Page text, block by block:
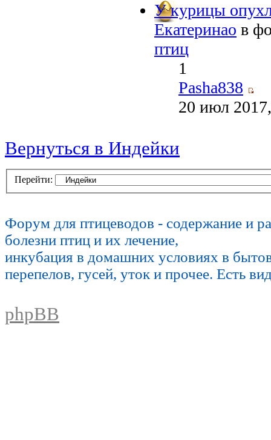
У курицы
Екатеринао в
птиц
1
Pasha838
20 июл
Вернуться в Индейки
Перейти:
Форум для птицеводов - содержание и
болезни птиц и их лечение,
инкубация в домашних условиях в
перепелов, гусей, уток и прочее. Есть
phpBB